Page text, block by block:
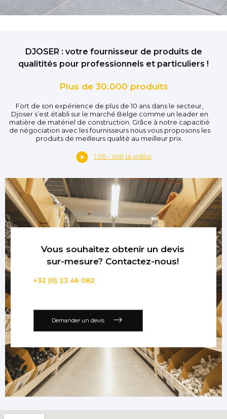
DJOSER : votre fournisseur de produits de
qualitités pour professionnels et particuliers !
Plus de 30.000 produits
Fort de son expérience de plus de 10 ans dans le secteur,
Djoser s’est établi sur le marché Belge comme un leader en
matière de matériel de construction. Grâce à notre capacitié
de négociation avec les fournisseurs nous vous proposons les
produits de meilleurs qualité au meilleur prix.
1:06 - Voir la vidéo
Vous souhaitez obtenir un devis
sur-mesure? Contactez-nous!
+32 (0) 23 46 082
Demander un devis